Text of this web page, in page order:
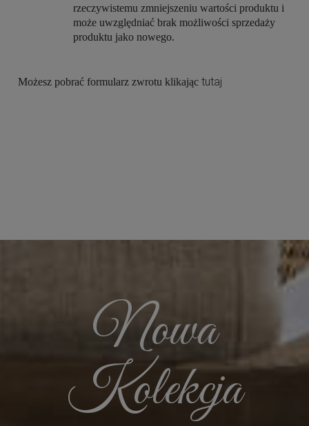
rzeczywistemu zmniejszeniu wartości produktu i
może uwzględniać brak możliwości sprzedaży
produktu jako nowego.
Możesz pobrać formularz zwrotu klikając tutaj
Nowa
Kolekcja